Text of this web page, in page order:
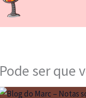
Pode ser que